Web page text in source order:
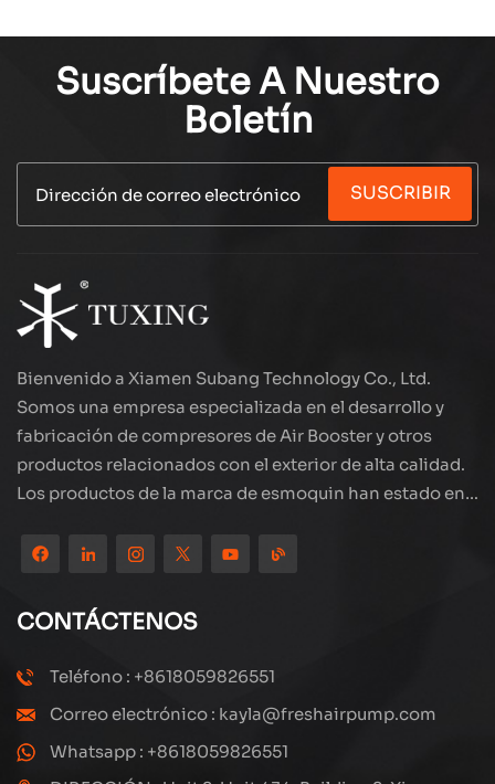
Suscríbete A Nuestro
Boletín
SUSCRIBIR
Bienvenido a Xiamen Subang Technology Co., Ltd.
Somos una empresa especializada en el desarrollo y
fabricación de compresores de Air Booster y otros
productos relacionados con el exterior de alta calidad.
Los productos de la marca de esmoquin han estado en
ubicada en el hermoso paisaje de la ciudad costera:
Xiamen, nuestros productos se exportan a más de 80
países y regiones, con una excelente calidad ha ganado
una amplia reputación internacional. Subang
Technology tiene un equipo de ventas profesional y un
estamos explorando y estudiando cómo actualizar
continuamente nuestros productos a través de la
CONTÁCTENOS
Teléfono : +8618059826551
Correo electrónico : kayla@freshairpump.com
Whatsapp : +8618059826551